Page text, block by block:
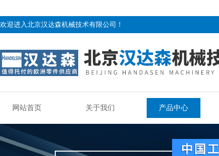
欢迎进入北京汉达森机械技术有限公司！
网站首页 关于我们 产品中心